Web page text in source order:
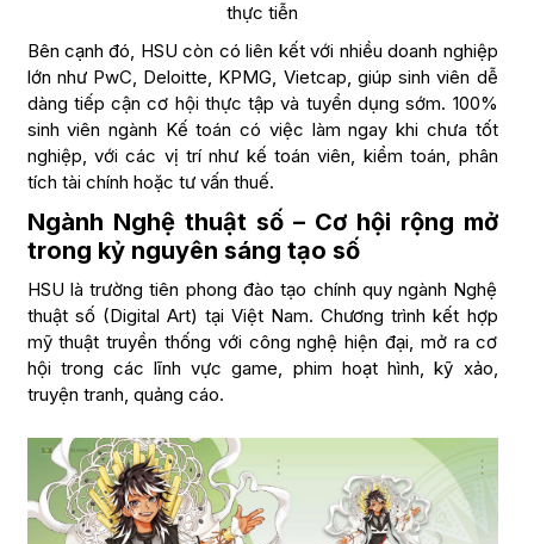
thực tiễn
Bên cạnh đó, HSU còn có liên kết với nhiều doanh nghiệp
lớn như PwC, Deloitte, KPMG, Vietcap, giúp sinh viên dễ
dàng tiếp cận cơ hội thực tập và tuyển dụng sớm. 100%
sinh viên ngành Kế toán có việc làm ngay khi chưa tốt
nghiệp, với các vị trí như kế toán viên, kiểm toán, phân
tích tài chính hoặc tư vấn thuế.
Ngành Nghệ thuật số – Cơ hội rộng mở
trong kỷ nguyên sáng tạo số
HSU là trường tiên phong đào tạo chính quy ngành Nghệ
thuật số (Digital Art) tại Việt Nam. Chương trình kết hợp
mỹ thuật truyền thống với công nghệ hiện đại, mở ra cơ
hội trong các lĩnh vực game, phim hoạt hình, kỹ xảo,
truyện tranh, quảng cáo.